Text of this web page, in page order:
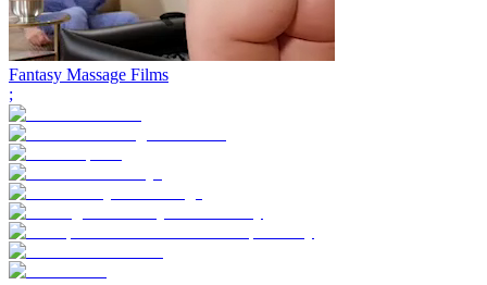
Fantasy Massage Films
;